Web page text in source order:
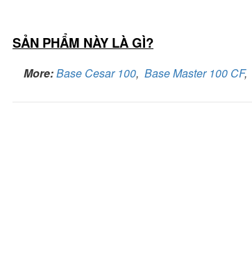
SẢN PHẨM NÀY LÀ GÌ?
More:Base Cesar 100, Base Master 100 CF,